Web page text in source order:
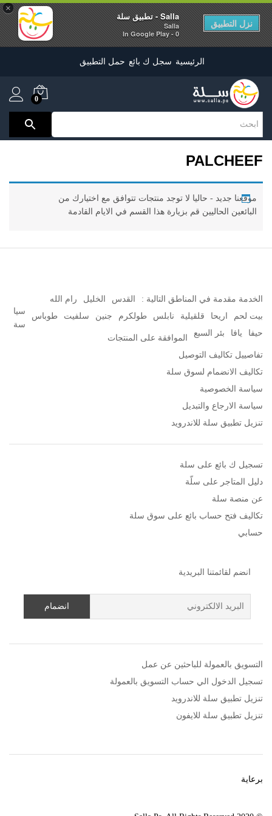
×
Salla - تطبيق سلة
Salla
0 - In Google Play
نزل التطبيق
الرئيسية سجل ك بائع حمل التطبيق
0
PALCHEEF
موقعنا جديد - حاليا لا توجد منتجات تتوافق مع اختيارك من
البائعين الحاليين قم بزيارة هذا القسم في الايام القادمة
الخدمة مقدمة في المناطق التالية : القدس الخليل
رام الله
بيت لحم
اريحا قلقيلية نابلس طولكرم جنين سلفيت
طوباس
حيفا
يافا بئر السبع
سيا
سة
الموافقة على المنتجات
تفاصييل تكاليف التوصيل
تكاليف الانضمام لسوق سلة
سياسة الخصوصية
سياسة الارجاع والتبديل
تنزيل تطبيق سلة للاندرويد
تسجيل ك بائع على سلة
دليل المتاجر على سلّة
عن منصة سلة
تكاليف فتح حساب بائع على سوق سلة
حسابي
انضم لقائمتنا البريدية
التسويق بالعمولة للباحثين عن عمل
تسجيل الدخول الي حساب التسويق بالعمولة
تنزيل تطبيق سلة للاندرويد
تنزيل تطبيق سلة للايفون
برعاية